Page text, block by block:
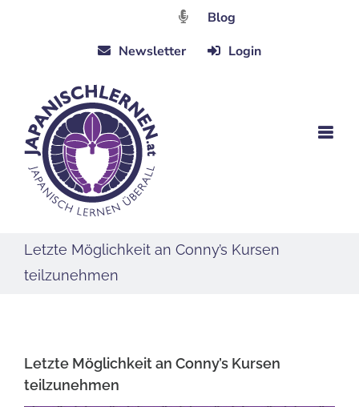
Blog
Newsletter
Login
Letzte Möglichkeit an Conny’s Kursen
teilzunehmen
Letzte Möglichkeit an Conny’s Kursen
teilzunehmen